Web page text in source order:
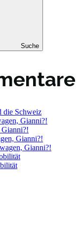
Suche
die Schweiz
Gianni?!
Gianni?!
Gianni?!
Gianni?!